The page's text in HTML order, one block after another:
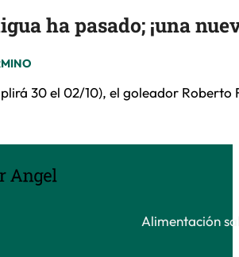
ha pasado; ¡una
30 el 02/10), el goleador
Alimentación